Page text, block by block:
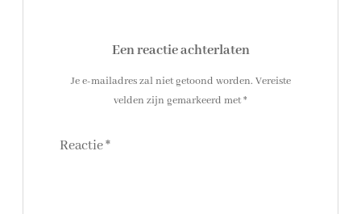
Een reactie achterlaten
Je e-mailadres zal niet getoond worden. Vereiste
velden zijn gemarkeerd met*
Reactie*